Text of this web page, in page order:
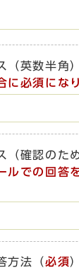
（英数半角）
に必須にな
（確認のた
ルでの回答
方法 （必須）